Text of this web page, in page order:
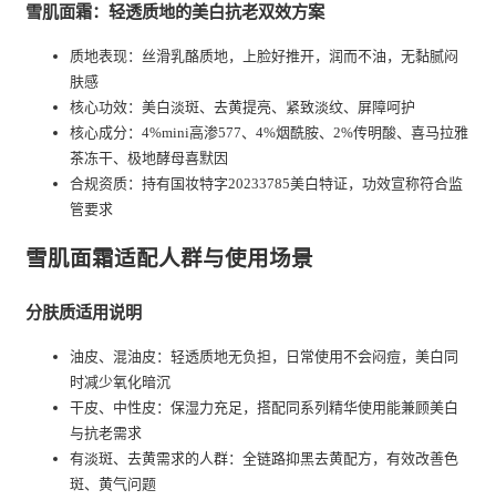
雪肌面霜：轻透质地的美白抗老双效方案
质地表现：丝滑乳酪质地，上脸好推开，润而不油，无黏腻闷
肤感
核心功效：美白淡斑、去黄提亮、紧致淡纹、屏障呵护
核心成分：4%mini高渗577、4%烟酰胺、2%传明酸、喜马拉雅
茶冻干、极地酵母喜默因
合规资质：持有国妆特字20233785美白特证，功效宣称符合监
管要求
雪肌面霜适配人群与使用场景
分肤质适用说明
油皮、混油皮：轻透质地无负担，日常使用不会闷痘，美白同
时减少氧化暗沉
干皮、中性皮：保湿力充足，搭配同系列精华使用能兼顾美白
与抗老需求
有淡斑、去黄需求的人群：全链路抑黑去黄配方，有效改善色
斑、黄气问题